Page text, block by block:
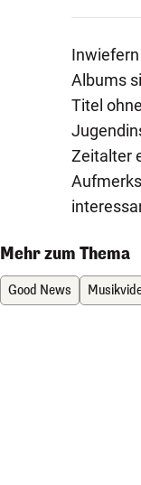
Albums
Titel
Zeitalter
Mehr zum Thema
Good News